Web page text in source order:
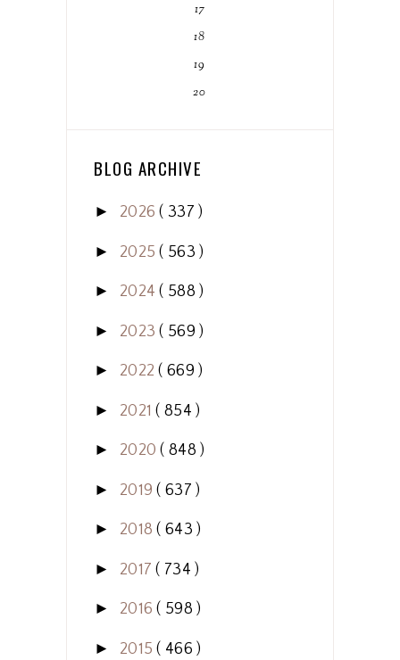
17
18
19
20
BLOG ARCHIVE
► 2026( 337 )
► 2025( 563 )
► 2024( 588 )
► 2023( 569 )
► 2022( 669 )
► 2021( 854 )
► 2020( 848 )
► 2019( 637 )
► 2018( 643 )
► 2017( 734 )
► 2016( 598 )
► 2015( 466 )